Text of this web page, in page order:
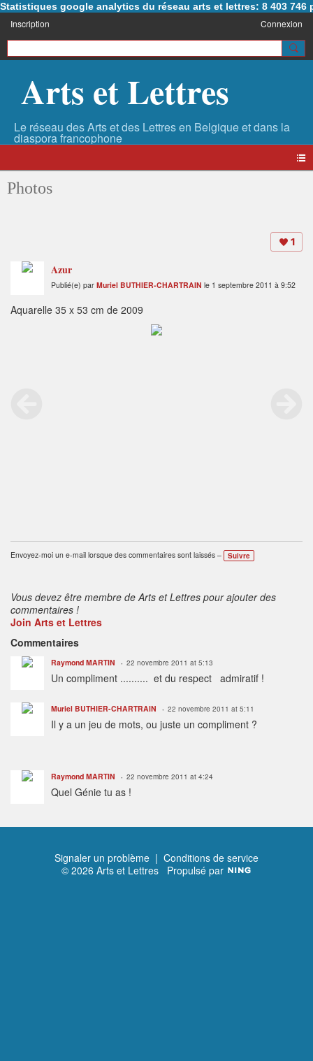
Statistiques google analytics du réseau arts et lettres: 8 403 746
Inscription Connexion
Arts et Lettres
Photos
1
Azur
Publié(e) par Muriel BUTHIER-CHARTRAIN le 1 septembre 2011 à 9:52
Aquarelle 35 x 53 cm de 2009
Envoyez-moi un e-mail lorsque des commentaires sont laissés – Suivre
Vous devez être membre de Arts et Lettres pour ajouter des
commentaires !
Join Arts et Lettres
Commentaires
Raymond MARTIN 22 novembre 2011 at 5:13
Un compliment .......... et du respect admiratif !
Muriel BUTHIER-CHARTRAIN 22 novembre 2011 at 5:11
Il y a un jeu de mots, ou juste un compliment ?
Raymond MARTIN 22 novembre 2011 at 4:24
Quel Génie tu as !
Signaler un problème | Conditions de service
© 2026 Arts et Lettres Propulsé par